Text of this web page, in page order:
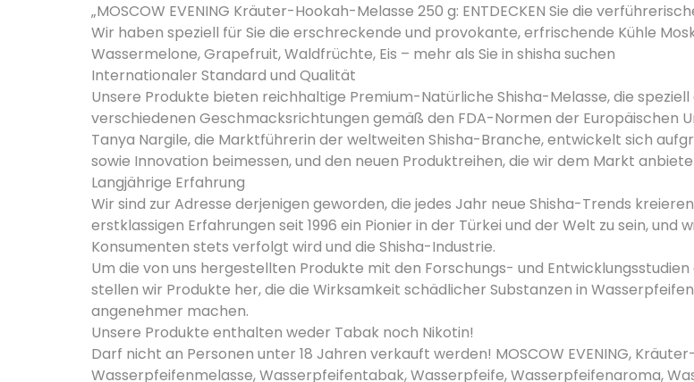
„MOSCOW EVENING Kräuter-Hookah-Melasse 250 g: ENTDECKEN Sie die
Wir haben speziell für Sie die erschreckende und provokante, erfrischende Kühle
Wassermelone, Grapefruit, Waldfrüchte, Eis – mehr als Sie in shisha suchen
Internationaler Standard und Qualität
Unsere Produkte bieten reichhaltige Premium-Natürliche Shisha-Melasse, die
verschiedenen Geschmacksrichtungen gemäß den FDA-Normen der Europäischen
Tanya Nargile, die Marktführerin der weltweiten Shisha-Branche, entwickelt sich
sowie Innovation beimessen, und den neuen Produktreihen, die wir dem Markt
Langjährige Erfahrung
Wir sind zur Adresse derjenigen geworden, die jedes Jahr neue Shisha-Trends
erstklassigen Erfahrungen seit 1996 ein Pionier in der Türkei und der Welt zu sein, und
Konsumenten stets verfolgt wird und die Shisha-Industrie.
Um die von uns hergestellten Produkte mit den Forschungs- und
stellen wir Produkte her, die die Wirksamkeit schädlicher Substanzen in
angenehmer machen.
Unsere Produkte enthalten weder Tabak noch Nikotin!
Darf nicht an Personen unter 18 Jahren verkauft werden! MOSCOW EVENING,
Wasserpfeifenmelasse, Wasserpfeifentabak, Wasserpfeife, Wasserpfeifenaroma,